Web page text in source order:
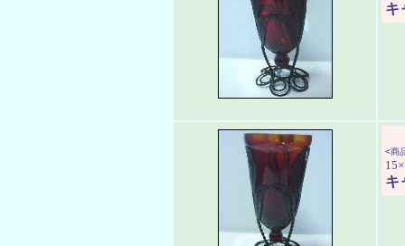
キ
<商
キ